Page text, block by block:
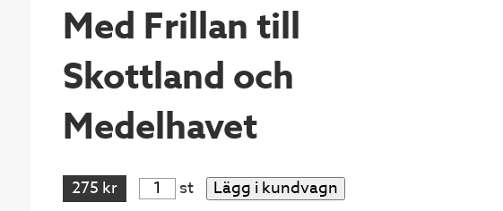
Med Frillan till
Skottland och
Medelhavet
275 kr st Lägg i kundvagn